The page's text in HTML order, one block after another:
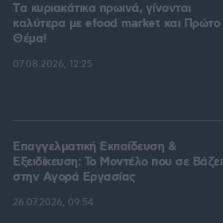
Tα κυριακάτικα πρωινά, γίνονται
καλύτερα με efood market και Πρώτο
Θέμα!
07.08.2026, 12:25
Επαγγελματική Εκπαίδευση &
Εξειδίκευση: Το Mοντέλο που σε Bάζει
στην Aγορά Eργασίας
26.07.2026, 09:54